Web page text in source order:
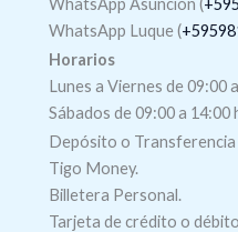
WhatsApp Luque (
Horarios
Lunes a Viernes de 09:00
Sábados de 09:00 a 14:00
Depósito o
Tigo Money.
Billetera Personal.
Tarjeta de crédito o